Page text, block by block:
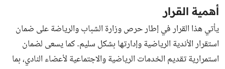
أهمية القرار
يأتي هذا القرار في إطار حرص وزارة الشباب والرياضة على ضمان
استقرار الأندية الرياضية وإدارتها بشكل سليم. كما يسعى لضمان
استمرارية تقديم الخدمات الرياضية والاجتماعية لأعضاء النادي، بما